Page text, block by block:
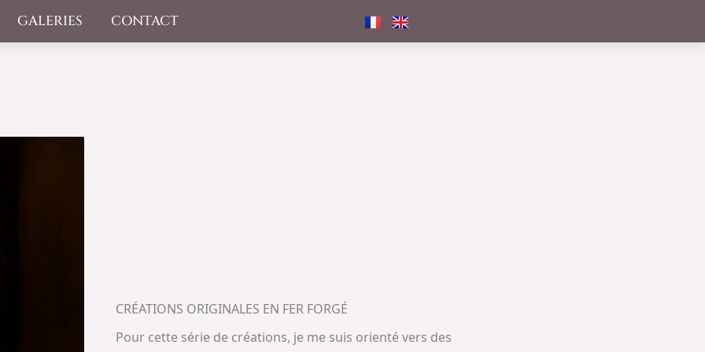
GALERIES CONTACT
CRÉATIONS ORIGINALES EN FER FORGÉ​
Pour cette série de créations, je me suis orienté vers des